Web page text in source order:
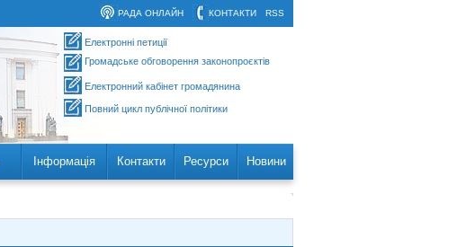
RSS
КОНТАКТИ
РАДА ОНЛАЙН
Електронні петиції
Громадське обговорення законопроєктів
Електронний кабінет громадянина
Повний цикл публічної політики
Інформація Контакти Ресурси Новини